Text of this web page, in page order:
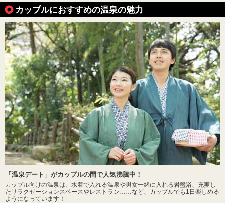
カップルにおすすめの温泉の魅力
「温泉デート」がカップルの間で人気沸騰中！
カップル向けの温泉は、水着で入れる温泉や男女一緒に入れる岩盤浴、充実し
たリラクゼーションスペースやレストラン……など、カップルでも1日楽しめる
ようになっています！